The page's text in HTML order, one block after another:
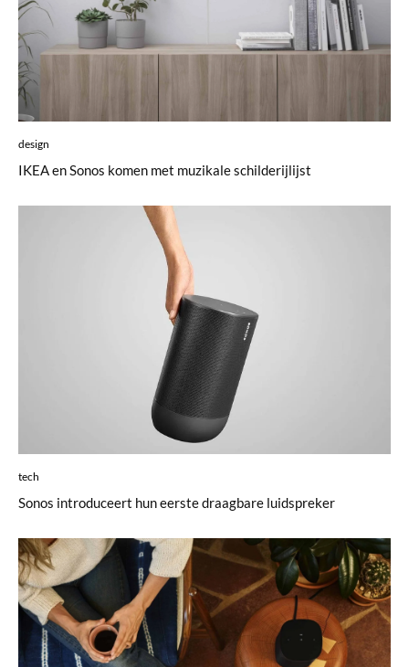
design
IKEA en Sonos komen met muzikale schilderijlijst
tech
Sonos introduceert hun eerste draagbare luidspreker